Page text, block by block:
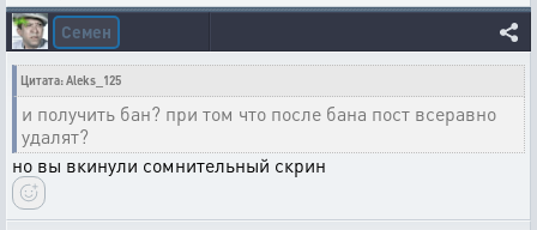
Семен
Цитата: Aleks_125
и получить бан? при том что после бана пост всеравно
удалят?
но вы вкинули сомнительный скрин